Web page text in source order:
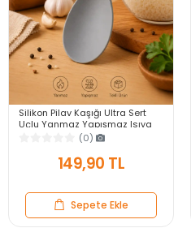
Silikon Pilav Kaşığı Ultra Sert
Uçlu Yanmaz Yapışmaz Isıya
Dayanıklı Gri Servis Yemek
(0)
149,90 TL
Sepete Ekle